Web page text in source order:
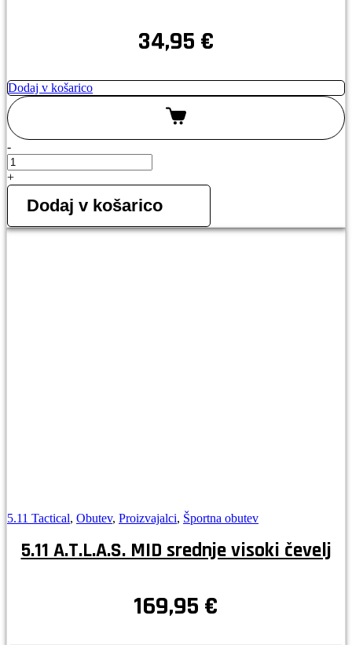
34,95 €
Dodaj v košarico
-
3.6
MED
KIT
količina
+
Dodaj v košarico
5.11 Tactical, Obutev, Proizvajalci, Športna obutev
5.11 A.T.L.A.S. MID srednje visoki čevelj
169,95 €